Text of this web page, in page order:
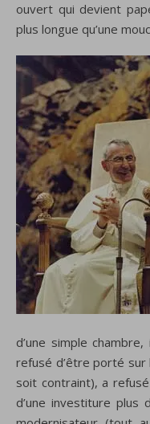
ouvert qui devient
plus longue qu’une
d’une simple
refusé d’être porté sur
soit contraint), a
d’une investiture